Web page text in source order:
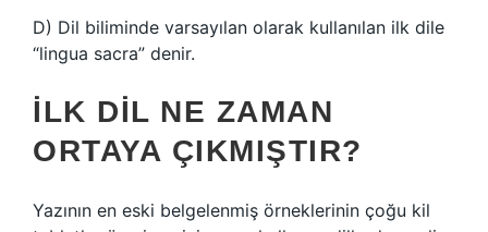
D) Dil biliminde varsayılan olarak kullanılan ilk dile
“lingua sacra” denir.
İLK DIL NE ZAMAN
ORTAYA ÇIKMIŞTIR?
Yazının en eski belgelenmiş örneklerinin çoğu kil